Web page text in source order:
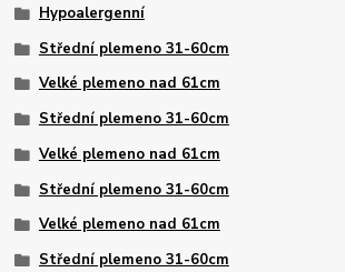
Hypoalergenní
Střední plemeno 31-60cm
Velké plemeno nad 61cm
Střední plemeno 31-60cm
Velké plemeno nad 61cm
Střední plemeno 31-60cm
Velké plemeno nad 61cm
Střední plemeno 31-60cm